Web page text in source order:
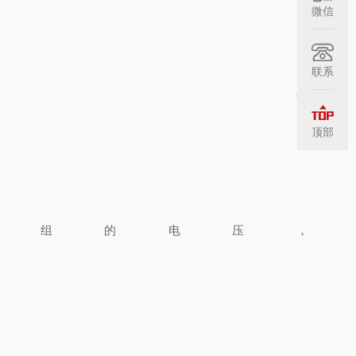
的电压，
微信
联系
顶部